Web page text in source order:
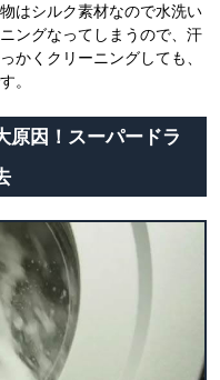
はシルク素材なので水洗い
ングなってしまうので、汗
かくクリーニングしても、
。
原因！スーパードラ